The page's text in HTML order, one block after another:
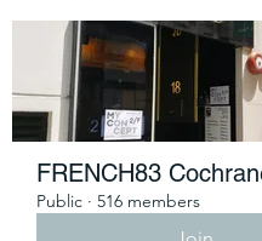
FRENCH83
Public · 516 members